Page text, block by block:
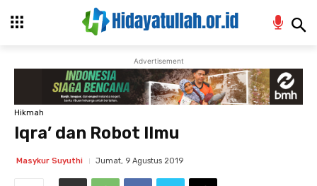
Advertisement
Hikmah
Iqra’ dan Robot Ilmu
Masykur Suyuthi Jumat, 9 Agustus 2019